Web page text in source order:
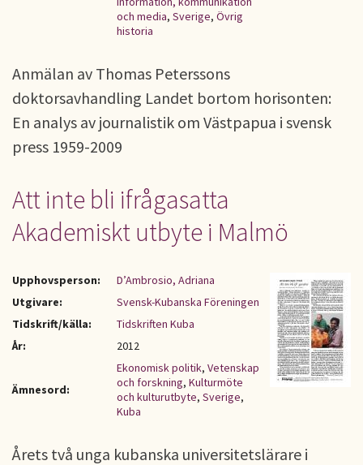
och media, Sverige, Övrig
historia
Anmälan av Thomas Peterssons
doktorsavhandling Landet bortom horisonten:
En analys av journalistik om Västpapua i svensk
press 1959-2009
Att inte bli ifrågasatta
Akademiskt utbyte i Malmö
Upphovsperson:
D’Ambrosio, Adriana
Utgivare:
Svensk-Kubanska Föreningen
Tidskrift/källa:
Tidskriften Kuba
År:
2012
Ämnesord:
Ekonomisk politik, Vetenskap
och forskning, Kulturmöte
och kulturutbyte, Sverige,
Kuba
Årets två unga kubanska universitetslärare i